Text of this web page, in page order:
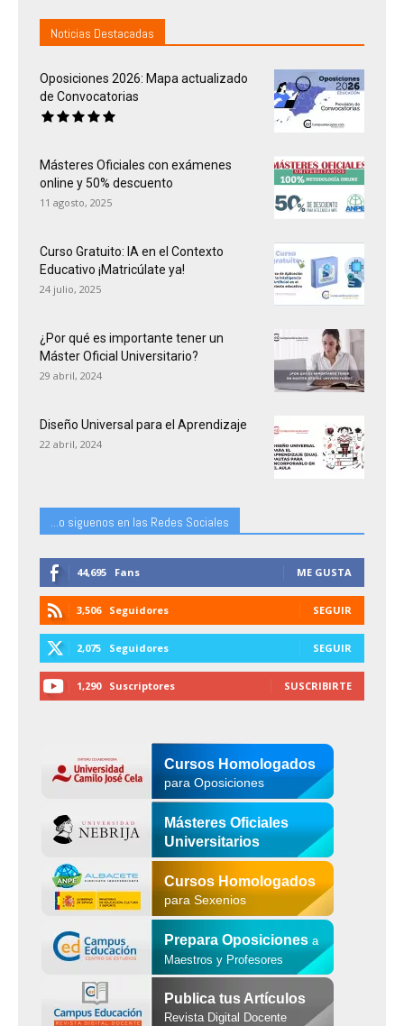
Noticias Destacadas
Oposiciones 2026: Mapa actualizado
de Convocatorias
Másteres Oficiales con exámenes
online y 50% descuento
11 agosto, 2025
Curso Gratuito: IA en el Contexto
Educativo ¡Matricúlate ya!
24 julio, 2025
¿Por qué es importante tener un
Máster Oficial Universitario?
29 abril, 2024
Diseño Universal para el Aprendizaje
22 abril, 2024
...o siguenos en las Redes Sociales
44,695 Fans ME GUSTA
3,506 Seguidores SEGUIR
2,075 Seguidores SEGUIR
1,290 Suscriptores SUSCRIBIRTE
Cursos Homologados
para Oposiciones
Másteres Oficiales
Universitarios
Cursos Homologados
para Sexenios
Prepara Oposiciones a
Maestros y Profesores
Publica tus Artículos
Revista Digital Docente